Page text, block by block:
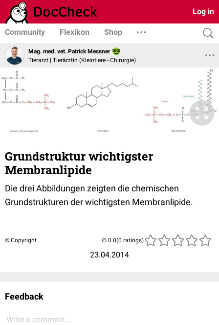
Log in
Community Flexikon Shop
Mag. med. vet. Patrick Messner
Tierarzt | Tierärztin (Kleintiere - Chirurgie)
Grundstruktur wichtigster
Membranlipide
Die drei Abbildungen zeigten die chemischen
Grundstrukturen der wichtigsten Membranlipide.
© Copyright
23.04.2014
(0 ratings)
Feedback
Write a comment...